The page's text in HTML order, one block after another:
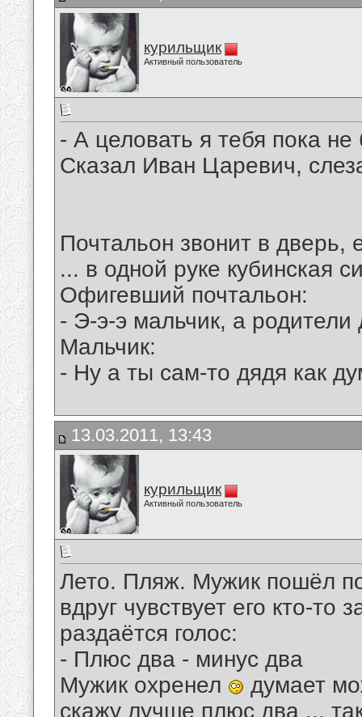
курильщик
Активный пользователь
- А целовать я тебя пока не
Сказал Иван Царевич,
Почтальон звонит в дверь,
... в одной руке кубинская
Офигевший почтальон:
- Э-э-э мальчик, а родители
Мальчик:
- Ну а ты сам-то дядя как
13.03.2011, 13:43
курильщик
Активный пользователь
Лето. Пляж. Мужик пошёл
вдруг чувствует его кто-то
раздаётся голос:
- Плюс два - минус два
Мужик охренел
думает
скажу лучше плюс два ...